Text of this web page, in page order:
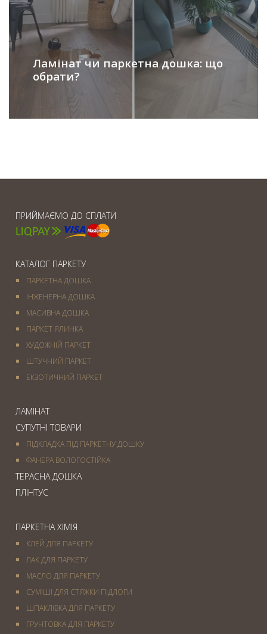
Ламінат чи паркетна дошка: що
обрати?
ПРИЙМАЄМО ДО СПЛАТИ
КАТАЛОГ ПАРКЕТУ
ПАРКЕТНА ДОШКА
ІНЖЕНЕРНА ДОШКА
МАСИВНА ДОШКА
ПАРКЕТ ЯЛИНКА
ХУДОЖНІЙ ПАРКЕТ
ШТУЧНИЙ ПАРКЕТ
ЕКЗОТИЧНИЙ ПАРКЕТ
ЛАМІНАТ
СУПУТНІ ТОВАРИ
ПІДКЛАДКА ПІД ПАРКЕТНУ ДОШКУ
ФАНЕРА ВОЛОГОСТІЙКА
ТЕРАСНА ДОШКА
ПЛІНТУС
ПАРКЕТНА ХІМІЯ
КЛЕЙ ДЛЯ ПАРКЕТУ
ЛАК ДЛЯ ПАРКЕТУ
МАСЛО ДЛЯ ПАРКЕТУ
СУМІШІ ДЛЯ СТЯЖКИ ПІДЛОГИ
ШПАКЛІВКА ДЛЯ ПАРКЕТУ
ГРУНТОВКА ДЛЯ ПАРКЕТУ